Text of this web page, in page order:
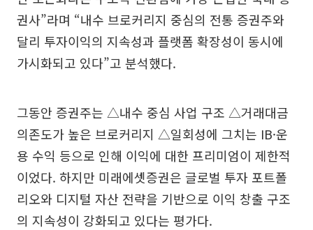
권사”라며 “내수 브로커리지 중심의 전통 증권주와
달리 투자이익의 지속성과 플랫폼 확장성이 동시에
가시화되고 있다”고 분석했다.
그동안 증권주는 △내수 중심 사업 구조 △거래대금
의존도가 높은 브로커리지 △일회성에 그치는 IB·운
용 수익 등으로 인해 이익에 대한 프리미엄이 제한적
이었다. 하지만 미래에셋증권은 글로벌 투자 포트폴
리오와 디지털 자산 전략을 기반으로 이익 창출 구조
의 지속성이 강화되고 있다는 평가다.